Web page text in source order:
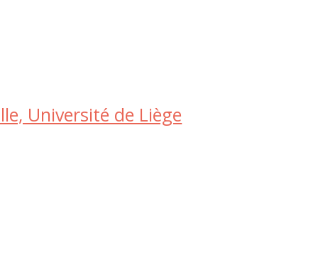
Université de Liège